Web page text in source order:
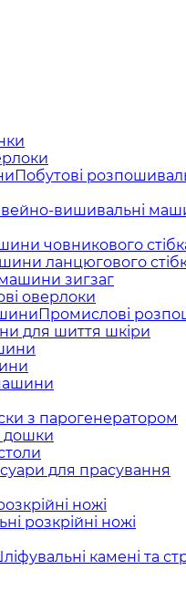
Побутові
вишивальні
човникового
ланцюгового
зигзаг
оверлоки
Промислові
для шиття шкіри
з парогенератором
дошки
для прасування
ножі
розкрійні ножі
камені та